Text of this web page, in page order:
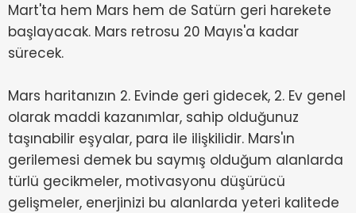
Mart'ta hem Mars hem de Satürn geri harekete
başlayacak. Mars retrosu 20 Mayıs'a kadar
sürecek.
Mars haritanızın 2. Evinde geri gidecek, 2. Ev genel
olarak maddi kazanımlar, sahip olduğunuz
taşınabilir eşyalar, para ile ilişkilidir. Mars'ın
gerilemesi demek bu saymış olduğum alanlarda
türlü gecikmeler, motivasyonu düşürücü
gelişmeler, enerjinizi bu alanlarda yeteri kalitede